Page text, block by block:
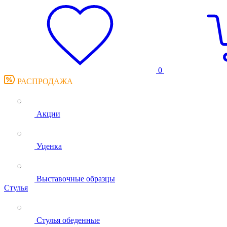
0
РАСПРОДАЖА
Акции
Уценка
Выставочные образцы
Стулья
Стулья обеденные